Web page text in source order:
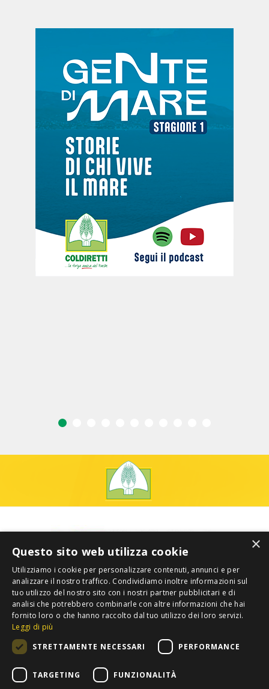
×
Questo sito web utilizza cookie
Utilizziamo i cookie per personalizzare contenuti, annunci e per
analizzare il nostro traffico. Condividiamo inoltre informazioni sul
tuo utilizzo del nostro sito con i nostri partner pubblicitari e di
analisi che potrebbero combinarle con altre informazioni che hai
fornito loro o che hanno raccolto dal tuo utilizzo dei loro servizi.
Leggi di più
STRETTAMENTE NECESSARI
PERFORMANCE
TARGETING FUNZIONALITÀ